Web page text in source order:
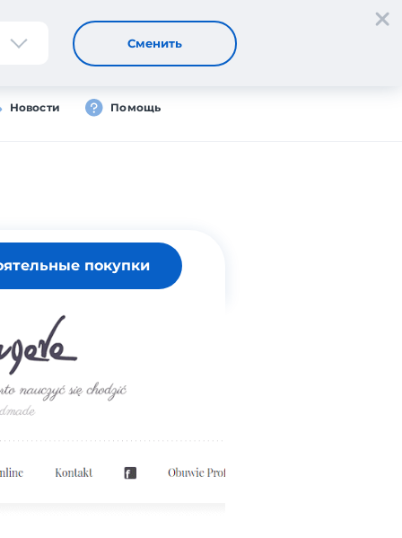
Регистрация
Новости Помощь
Сменить
покупки